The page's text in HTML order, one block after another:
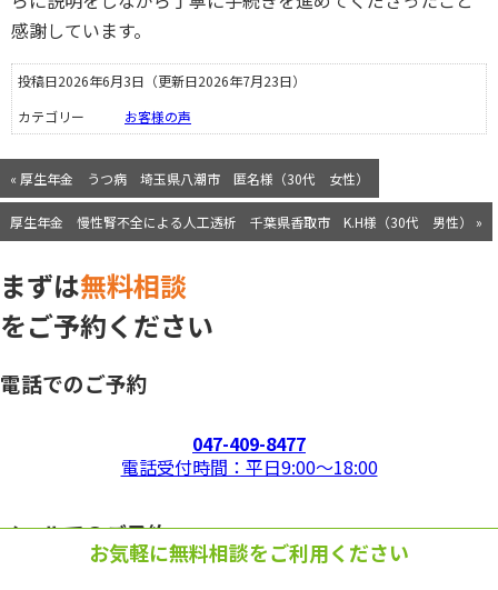
感謝しています。
投稿日2026年6月3日 （更新日2026年7月23日）
カテゴリー
お客様の声
« 厚生年金 うつ病 埼玉県八潮市 匿名様（30代 女性）
厚生年金 慢性腎不全による人工透析 千葉県香取市 K.H様（30代 男性） »
まずは無料相談
をご予約ください
電話でのご予約
047-409-8477
電話受付時間：平日9:00〜18:00
メールでのご予約
お気軽に無料相談をご利用ください